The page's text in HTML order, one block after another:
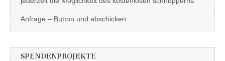
Anfrage – Button und abschicken
SPENDENPROJEKTE